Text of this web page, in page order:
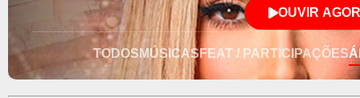
consolidou-se no Tecno Melody e
carreira solo e apostar na sua
uma fase no sertanejo, retornou
projeção nacional em 2023 com o
somando mais de 1 bilhão de
OUVIR
TODOS MÚSICAS FEAT / PARTICIPAÇÕES